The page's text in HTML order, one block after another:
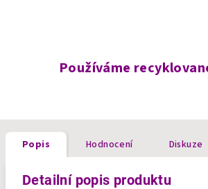
Používáme
Popis Hodnocení Diskuze
Detailní popis produktu